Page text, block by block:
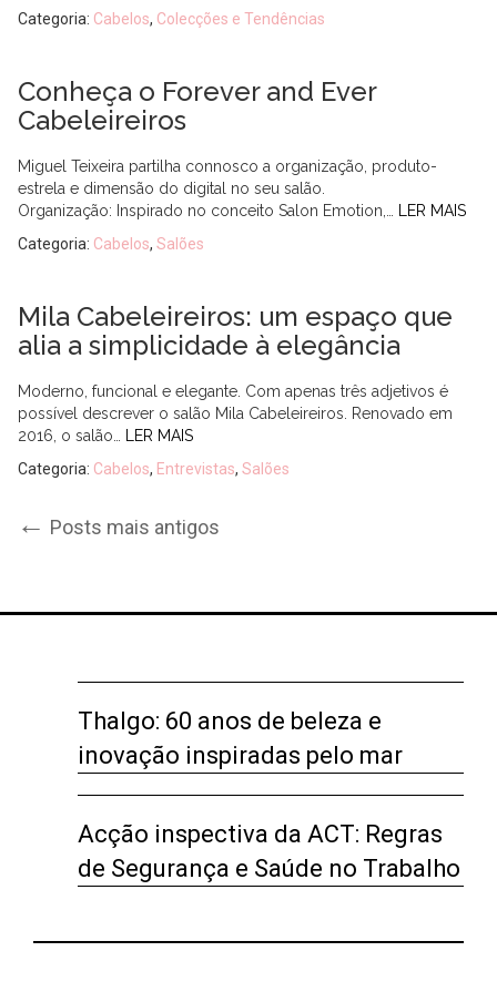
Categoria: Cabelos, Colecções e Tendências
Conheça o Forever and Ever
Cabeleireiros
Miguel Teixeira partilha connosco a organização, produto-
estrela e dimensão do digital no seu salão.
Organização: Inspirado no conceito Salon Emotion,…
LER MAIS
Categoria: Cabelos, Salões
Mila Cabeleireiros: um espaço que
alia a simplicidade à elegância
Moderno, funcional e elegante. Com apenas três adjetivos é
possível descrever o salão Mila Cabeleireiros. Renovado em
2016, o salão…
LER MAIS
Categoria: Cabelos, Entrevistas, Salões
Post
← Posts mais antigos
Thalgo: 60 anos de beleza e
inovação inspiradas pelo mar
Acção inspectiva da ACT: Regras
de Segurança e Saúde no Trabalho